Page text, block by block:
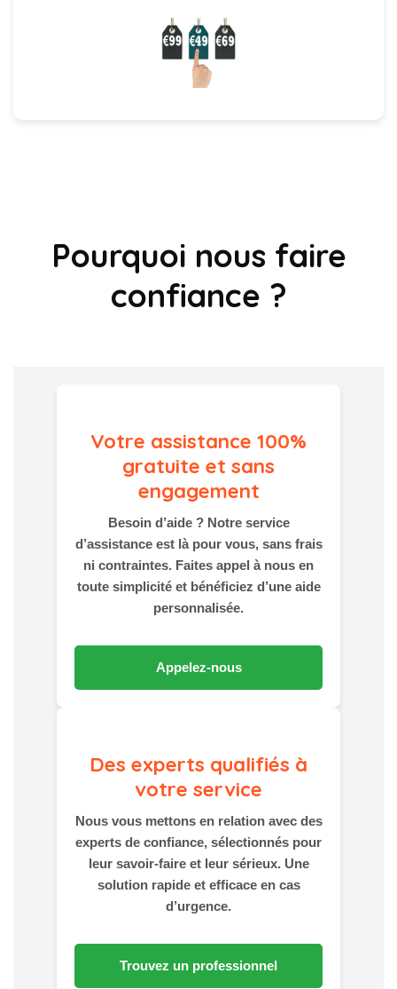
Pourquoi nous faire
confiance ?
Votre assistance 100%
gratuite et sans
engagement
Besoin d’aide ? Notre service
d’assistance est là pour vous, sans frais
ni contraintes. Faites appel à nous en
toute simplicité et bénéficiez d’une aide
personnalisée.
Appelez-nous
Des experts qualifiés à
votre service
Nous vous mettons en relation avec des
experts de confiance, sélectionnés pour
leur savoir-faire et leur sérieux. Une
solution rapide et efficace en cas
d’urgence.
Trouvez un professionnel